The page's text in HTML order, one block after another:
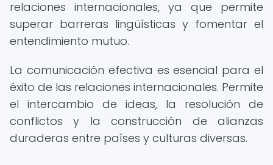
relaciones internacionales, ya que permite
superar barreras lingüísticas y fomentar el
entendimiento mutuo.
La comunicación efectiva es esencial para el
éxito de las relaciones internacionales. Permite
el intercambio de ideas, la resolución de
conflictos y la construcción de alianzas
duraderas entre países y culturas diversas.